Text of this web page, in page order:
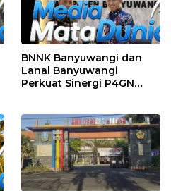
BNNK Banyuwangi dan
Lanal Banyuwangi
Perkuat Sinergi P4GN